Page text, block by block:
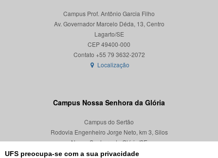
UFS preocupa-se com a sua privacidade
Campus Prof. Antônio Garcia Filho
Av. Governador Marcelo Déda, 13, Centro
Lagarto/SE
CEP 49400-000
Localização
Campus Nossa Senhora da Glória
Campus do Sertão
Rodovia Engenheiro Jorge Neto, km 3, Silos
Nossa Senhora da Glória/SE
CEP 49680-000